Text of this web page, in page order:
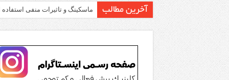
آخرین مطالب ماسکینگ و تاثیرات منفی استفاده